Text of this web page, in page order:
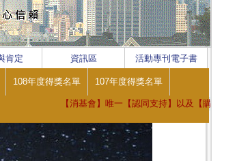
肯定 資訊區 活動專刊電子書
108年度得獎名單 107年度得獎名單
【消基會】唯一【認同支持】以及【購屋消費